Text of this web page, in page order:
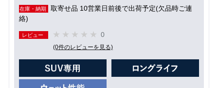
在庫・納期
取寄せ品 10営業日前後で出荷予定(欠品時ご連
絡)
レビュー 0
(0件のレビューを見る)